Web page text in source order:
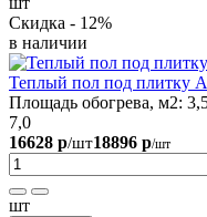
Скидка - 12%
в наличии
Теплый пол под плитку
Площадь обогрева, м2:
7,0
16628 р/шт18896 р/шт
шт